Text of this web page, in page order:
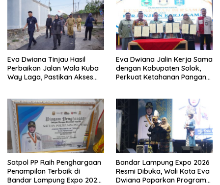
Eva Dwiana Tinjau Hasil
Perbaikan Jalan Wala Kuba
Way Laga, Pastikan Akses
Eva Dwiana Jalin Kerja Sama
dengan Kabupaten Solok,
Perkuat Ketahanan Pangan
Satpol PP Raih Penghargaan
Penampilan Terbaik di
Bandar Lampung Expo 2026,
Bandar Lampung Expo 2026
Resmi Dibuka, Wali Kota Eva
Dwiana Paparkan Program